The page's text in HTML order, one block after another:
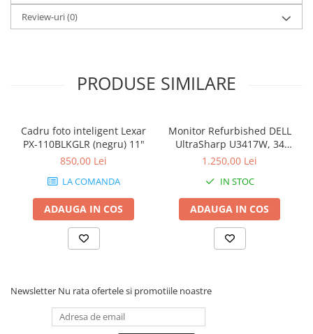
Review-uri(0)
PRODUSE SIMILARE
Cadru foto inteligent Lexar
PX-110BLKGLR (negru) 11"
850,00 Lei
LA COMANDA
ADAUGA IN COS
Monitor Refurbished DELL
UltraSharp U3417W, 34
inch, Curbat Ultrawide
1.250,00 Lei
IN STOC
ADAUGA IN COS
Newsletter Nu rata ofertele si promotiile noastre